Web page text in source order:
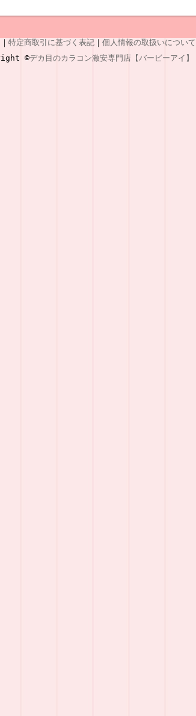
｜ 特定商取引に基づく表記 ｜ 個人情報の取扱いについて
©デカ目のカラコン激安専門店【バービーアイ】